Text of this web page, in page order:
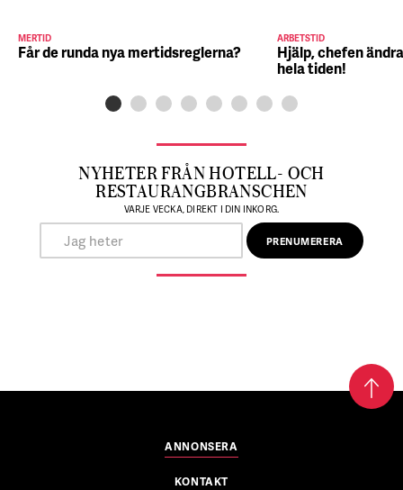
MERTID
Får de runda nya mertidsreglerna?
ARBETSTID
Hjälp, chefen
hela tiden!
NYHETER FRÅN HOTELL- OCH
RESTAURANGBRANSCHEN
VARJE VECKA, DIREKT I DIN INKORG.
ANNONSERA
KONTAKT